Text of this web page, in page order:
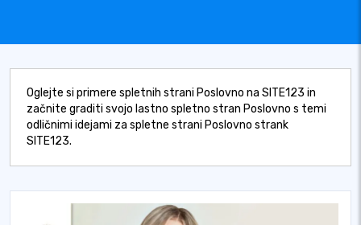
Oglejte si primere spletnih strani Poslovno na SITE123 in
začnite graditi svojo lastno spletno stran Poslovno s temi
odličnimi idejami za spletne strani Poslovno strank
SITE123.